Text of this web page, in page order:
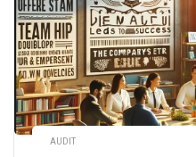
AUDIT